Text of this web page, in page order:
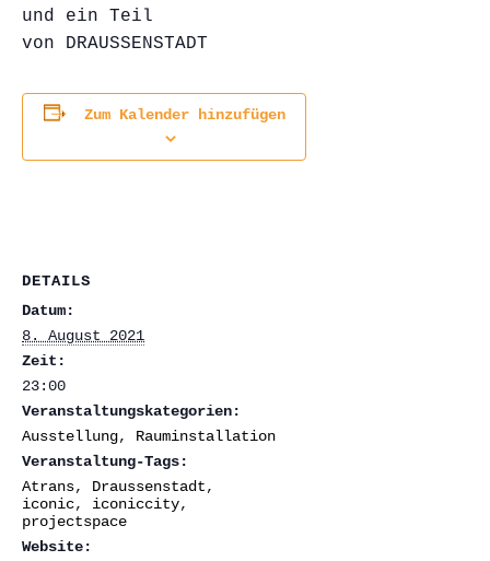
und ein Teil
von DRAUSSENSTADT
Zum Kalender hinzufügen
DETAILS
Datum:
8. August 2021
Zeit:
23:00
Veranstaltungskategorien:
Ausstellung, Rauminstallation
Veranstaltung-Tags:
Atrans, Draussenstadt,
iconic, iconiccity,
projectspace
Website: